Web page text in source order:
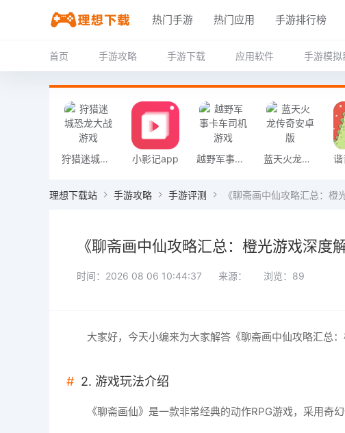
热门手游 热门应用 手游排行榜
首页 手游攻略 手游下载 应用软件 手游模拟
狩猎迷城恐龙大战游戏 小影记app 越野军事卡车司机游戏 蓝天火龙传奇安卓版 谐
理想下载站 手游攻略 手游评测 《聊斋画中仙攻略汇总：橙
《聊斋画中仙攻略汇总：橙光游戏深度
时间：2026 08 06 10:44:37 来源： 浏览：89
大家好，今天小编来为大家解答《聊斋画中仙攻略汇总
2. 游戏玩法介绍
《聊斋画仙》是一款非常经典的动作RPG游戏，采用奇